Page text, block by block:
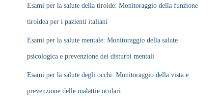
Esami per la salute della tiroide: Monitoraggio della funzione
tiroidea per i pazienti italiani
Esami per la salute mentale: Monitoraggio della salute
psicologica e prevenzione dei disturbi mentali
Esami per la salute degli occhi: Monitoraggio della vista e
prevenzione delle malattie oculari